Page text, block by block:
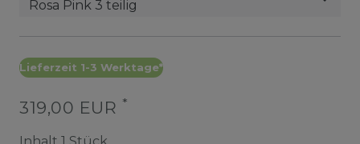
Lieferzeit 1-3 Werktage*
319,00 EUR *